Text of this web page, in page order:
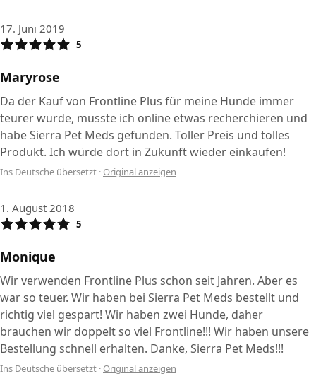
17. Juni 2019
5
Maryrose
Da der Kauf von Frontline Plus für meine Hunde immer
teurer wurde, musste ich online etwas recherchieren und
habe Sierra Pet Meds gefunden. Toller Preis und tolles
Produkt. Ich würde dort in Zukunft wieder einkaufen!
Ins Deutsche übersetzt · Original anzeigen
1. August 2018
5
Monique
Wir verwenden Frontline Plus schon seit Jahren. Aber es
war so teuer. Wir haben bei Sierra Pet Meds bestellt und
richtig viel gespart! Wir haben zwei Hunde, daher
brauchen wir doppelt so viel Frontline!!! Wir haben unsere
Bestellung schnell erhalten. Danke, Sierra Pet Meds!!!
Ins Deutsche übersetzt · Original anzeigen